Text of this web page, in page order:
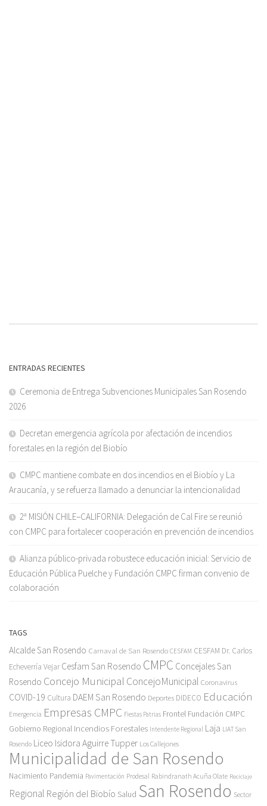
ENTRADAS RECIENTES
Ceremonia de Entrega Subvenciones Municipales San Rosendo
2026
Decretan emergencia agrícola por afectación de incendios
forestales en la región del Biobío
CMPC mantiene combate en dos incendios en el Biobío y La
Araucanía, y se refuerza llamado a denunciar la intencionalidad
2ª MISIÓN CHILE–CALIFORNIA: Delegación de Cal Fire se reunió
con CMPC para fortalecer cooperación en prevención de incendios
Alianza público-privada robustece educación inicial: Servicio de
Educación Pública Puelche y Fundación CMPC firman convenio de
colaboración
TAGS
Alcalde San Rosendo Carnaval de San Rosendo CESFAM CESFAM Dr. Carlos
Echeverría Vejar Cesfam San Rosendo CMPC Concejales San
Rosendo Concejo Municipal ConcejoMunicipal Coronavirus
COVID-19 Cultura DAEM San Rosendo Deportes DIDECO Educación
Emergencia Empresas CMPC Fiestas Patrias Frontel Fundación CMPC
Gobierno Regional Incendios Forestales Intendente Regional Laja LIAT San
Rosendo Liceo Isidora Aguirre Tupper Los Callejones
Municipalidad de San Rosendo
Nacimiento Pandemia Pavimentación Prodesal Rabindranath Acuña Olate Reciclaje
Regional Región del Biobío Salud San Rosendo Sector